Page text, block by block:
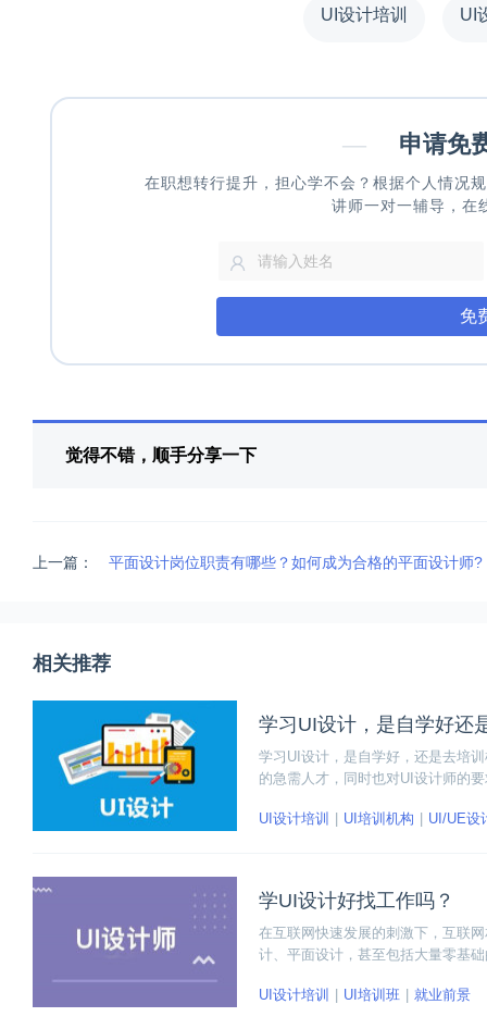
UI设计培训 UI
— 申请免
在职想转行提升，担心学不会？根据个人情况
讲师一对一辅导，在
免
觉得不错，顺手分享一下
上一篇： 平面设计岗位职责有哪些？如何成为合格的平面设计师?
相关推荐
学习UI设计，是自学好还
学习UI设计，是自学好，还是去培
的急需人才，同时也对UI设计师的
UI设计培训
UI培训机构 UI/UE设
学UI设计好找工作吗？
在互联网快速发展的刺激下，互联
计、平面设计，甚至包括大量零基
UI设计培训
UI培训班 就业前景